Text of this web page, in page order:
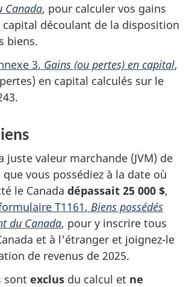
Canada, pour calculer vos gains
capital découlant de la disposition
biens.
3, Gains (ou pertes) en capital,
en capital calculés sur le
.
juste valeur marchande (JVM) de
que vous possédiez à la date où
le Canada dépassait 25 000 $,
T1161, Biens possédés
du Canada, pour y inscrire tous
et à l'étranger et joignez-le
de revenus de 2025.
sont exclus du calcul et ne